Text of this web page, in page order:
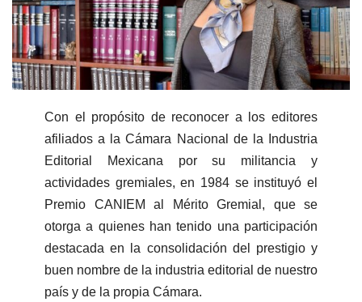
Con el propósito de reconocer a los editores
afiliados a la Cámara Nacional de la Industria
Editorial Mexicana por su militancia y
actividades gremiales, en 1984 se instituyó el
Premio CANIEM al Mérito Gremial, que se
otorga a quienes han tenido una participación
destacada en la consolidación del prestigio y
buen nombre de la industria editorial de nuestro
país y de la propia Cámara.